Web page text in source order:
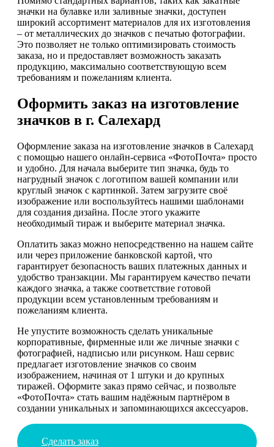
значки на булавке или заливные значки, доступен
широкий ассортимент материалов для их изготовления
– от металлических до значков с печатью фотографии.
Это позволяет не только оптимизировать стоимость
заказа, но и предоставляет возможность заказать
продукцию, максимально соответствующую всем
требованиям и пожеланиям клиента.
Оформить заказ на изготовление
значков в г. Салехард
Оформление заказа на изготовление значков в Салехард
с помощью нашего онлайн-сервиса «ФотоПочта» просто
и удобно. Для начала выберите тип значка, будь то
нагрудный значок с логотипом вашей компании или
круглый значок с картинкой. Затем загрузите своё
изображение или воспользуйтесь нашими шаблонами
для создания дизайна. После этого укажите
необходимый тираж и выберите материал значка.
Оплатить заказ можно непосредственно на нашем сайте
или через приложение банковской картой, что
гарантирует безопасность ваших платежных данных и
удобство транзакции. Мы гарантируем качество печати
каждого значка, а также соответствие готовой
продукции всем установленным требованиям и
пожеланиям клиента.
Не упустите возможность сделать уникальные
корпоративные, фирменные или же личные значки с
фотографией, надписью или рисунком. Наш сервис
предлагает изготовление значков со своим
изображением, начиная от 1 штуки и до крупных
тиражей. Оформите заказ прямо сейчас, и позвольте
«ФотоПочта» стать вашим надёжным партнёром в
создании уникальных и запоминающихся аксессуаров.
Сделать заказ